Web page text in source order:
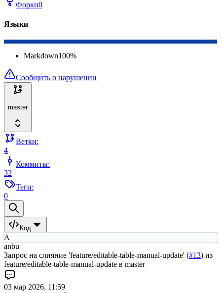
Форки0
Языки
Markdown100%
Сообщить о нарушении
master
Ветки:
4
Коммиты:
32
Теги:
0
Код
A
anbu
Запрос на слияние 'feature/editable-table-manual-update' (#13) из
feature/editable-table-manual-update в master
03 мар 2026, 11:59